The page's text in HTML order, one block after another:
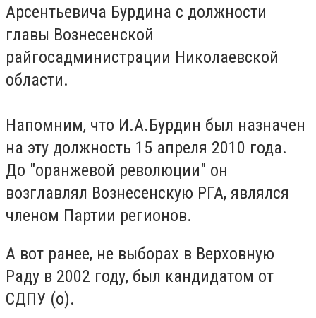
Арсентьевича Бурдина с должности
главы Вознесенской
райгосадминистрации Николаевской
области.
Напомним, что И.А.Бурдин был назначен
на эту должность 15 апреля 2010 года.
До "оранжевой революции" он
возглавлял Вознесенскую РГА, являлся
членом Партии регионов.
А вот ранее, не выборах в Верховную
Раду в 2002 году, был кандидатом от
СДПУ (о).